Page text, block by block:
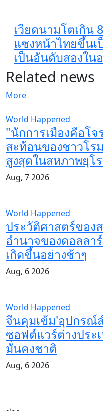
เวียดนามโตเกิน
แซงหน้าไทยขึ้นเ
เป็นอันดับสองใน
Related news
More
World Happened
"นักการเมืองคือโจ
สะท้อนของชาวโร
สูงสุดในสหภาพยุโ
Aug, 7 2026
World Happened
ประวัติศาสตร์ของ
อำนาจของดอลลา
เกิดขึ้นอย่างช้าๆ
Aug, 6 2026
World Happened
จีนคุมเข้ม'อุปกรณ์
ซอฟต์แวร์ต่างประ
มั่นคงชาติ
Aug, 6 2026